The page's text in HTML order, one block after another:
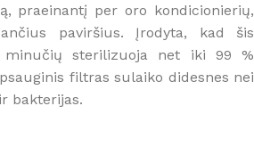
praeinantį per oro kondicionierių,
paviršius. Įrodyta, kad šis
sterilizuoja net iki 99 %
filtras sulaiko didesnes nei
bakterijas.